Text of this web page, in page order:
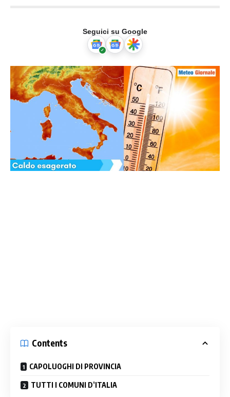
Seguici su Google
Contents
CAPOLUOGHI DI PROVINCIA
TUTTI I COMUNI D’ITALIA